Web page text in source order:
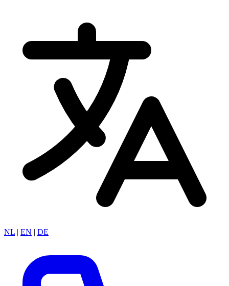
NL | EN | DE